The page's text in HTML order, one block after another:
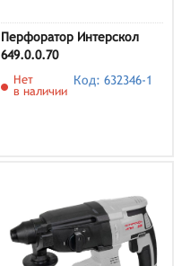
Перфоратор Интерскол
649.0.0.70
Нет
в наличии
Код: 632346-1